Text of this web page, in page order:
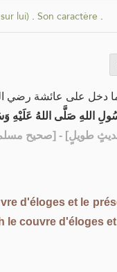
lui) . Son caractère .
دخل على عائشة رضي
اللهِ صَلَّى اللهُ عَلَيْهِ
طويلٍ] - [صحيح مسلم:
d'éloges et le
le couvre d'éloges